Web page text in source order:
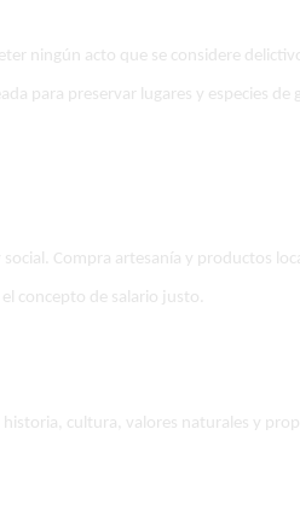
ningún acto que se considere
para preservar lugares y especies
Compra artesanía y productos
concepto de salario justo.
cultura, valores naturales y